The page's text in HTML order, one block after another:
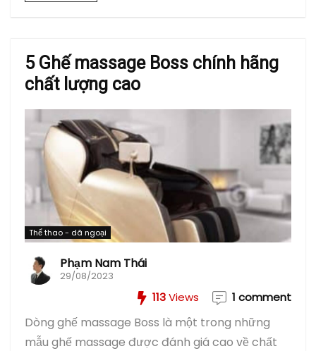
5 Ghế massage Boss chính hãng
chất lượng cao
Thể thao - dã ngoại
Phạm Nam Thái
29/08/2023
113Views 1 comment
Dòng ghế massage Boss là một trong những
mẫu ghế massage được đánh giá cao về chất